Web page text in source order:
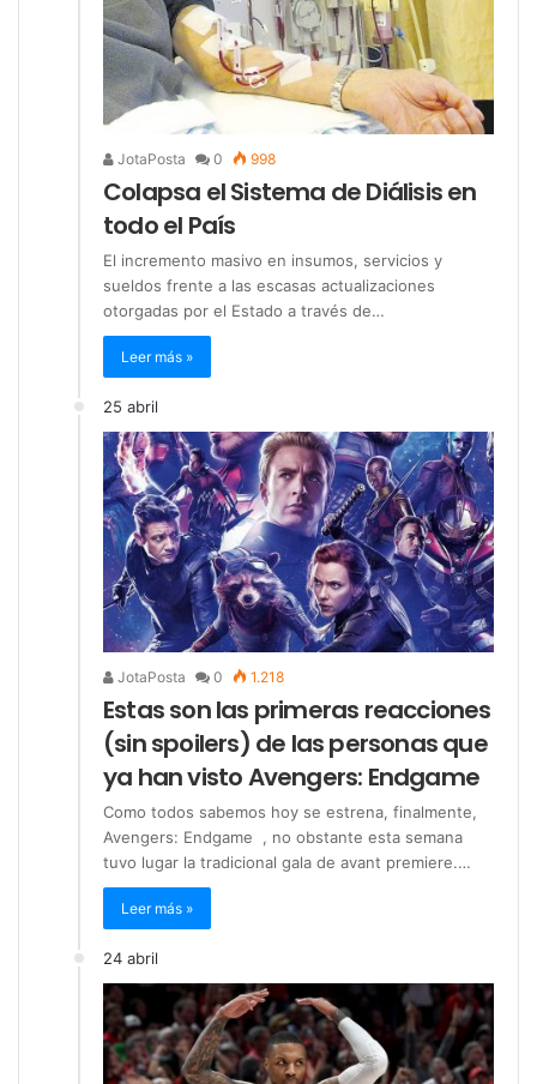
JotaPosta 0 998
Colapsa el Sistema de Diálisis en
todo el País
El incremento masivo en insumos, servicios y
sueldos frente a las escasas actualizaciones
otorgadas por el Estado a través de…
Leer más »
25 abril
JotaPosta 0 1.218
Estas son las primeras reacciones
(sin spoilers) de las personas que
ya han visto Avengers: Endgame
Como todos sabemos hoy se estrena, finalmente,
Avengers: Endgame , no obstante esta semana
tuvo lugar la tradicional gala de avant premiere.…
Leer más »
24 abril